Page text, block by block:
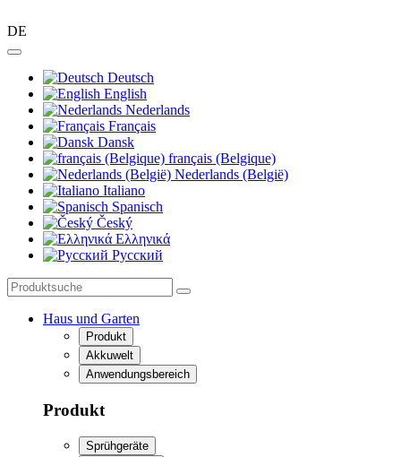
DE
Deutsch
English
Nederlands
Français
Dansk
français (Belgique)
Nederlands (België)
Italiano
Spanisch
Český
Ελληνικά
Pусский
Haus und Garten
Produkt
Akkuwelt
Anwendungsbereich
Produkt
Sprühgeräte